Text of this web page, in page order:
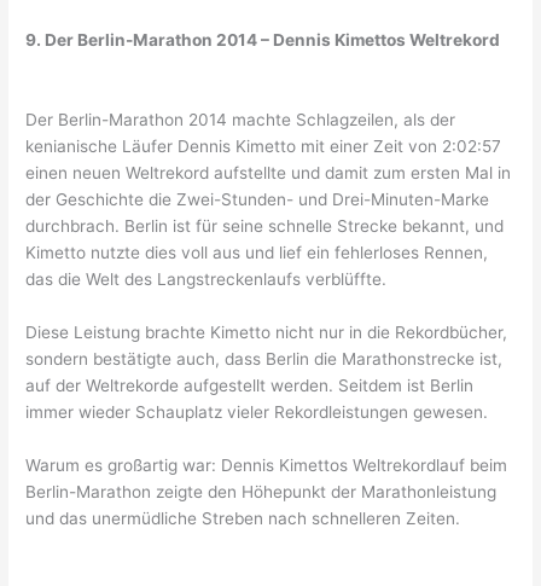
9. Der Berlin-Marathon 2014 – Dennis Kimettos Weltrekord
Der Berlin-Marathon 2014 machte Schlagzeilen, als der
kenianische Läufer Dennis Kimetto mit einer Zeit von 2:02:57
einen neuen Weltrekord aufstellte und damit zum ersten Mal in
der Geschichte die Zwei-Stunden- und Drei-Minuten-Marke
durchbrach. Berlin ist für seine schnelle Strecke bekannt, und
Kimetto nutzte dies voll aus und lief ein fehlerloses Rennen,
das die Welt des Langstreckenlaufs verblüffte.
Diese Leistung brachte Kimetto nicht nur in die Rekordbücher,
sondern bestätigte auch, dass Berlin die Marathonstrecke ist,
auf der Weltrekorde aufgestellt werden. Seitdem ist Berlin
immer wieder Schauplatz vieler Rekordleistungen gewesen.
Warum es großartig war: Dennis Kimettos Weltrekordlauf beim
Berlin-Marathon zeigte den Höhepunkt der Marathonleistung
und das unermüdliche Streben nach schnelleren Zeiten.